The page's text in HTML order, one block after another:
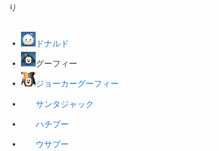
り
ドナルド
グーフィー
ジョーカーグーフィー
サンタジャック
ハチプー
ウサプー